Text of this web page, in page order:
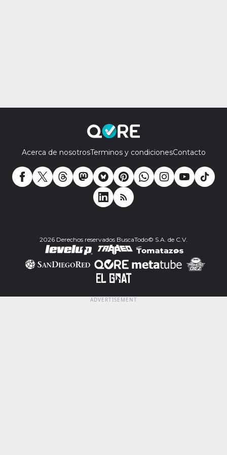
Acerca de nosotrosTerminos y condicionesContacto
2026 Derechos reservados BuscaTodo© S.A. de C.V.